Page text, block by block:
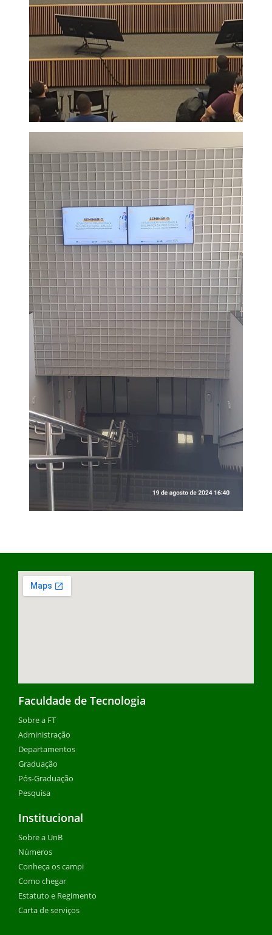
Faculdade de Tecnologia
Sobre a FT
Administração
Departamentos
Graduação
Pós-Graduação
Pesquisa
Institucional
Sobre a UnB
Números
Conheça os campi
Como chegar
Estatuto e Regimento
Carta de serviços